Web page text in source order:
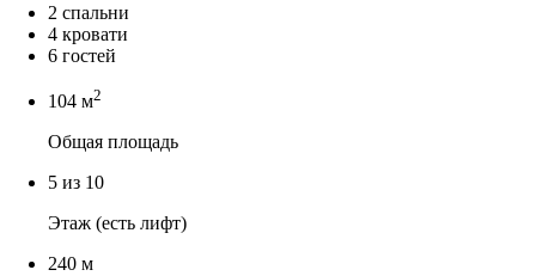
2 спальни
4 кровати
6 гостей
104 м2
Общая площадь
5 из 10
Этаж (есть лифт)
240 м